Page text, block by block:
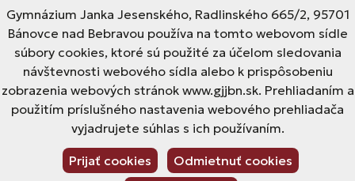
Gymnázium Janka Jesenského, Radlinského 665/2, 95701
Bánovce nad Bebravou používa na tomto webovom sídle
súbory cookies, ktoré sú použité za účelom sledovania
návštevnosti webového sídla alebo k prispôsobeniu
zobrazenia webových stránok www.gjjbn.sk. Prehliadaním a
použitím príslušného nastavenia webového prehliadača
vyjadrujete súhlas s ich používaním.
Prijať cookies
Odmietnuť cookies